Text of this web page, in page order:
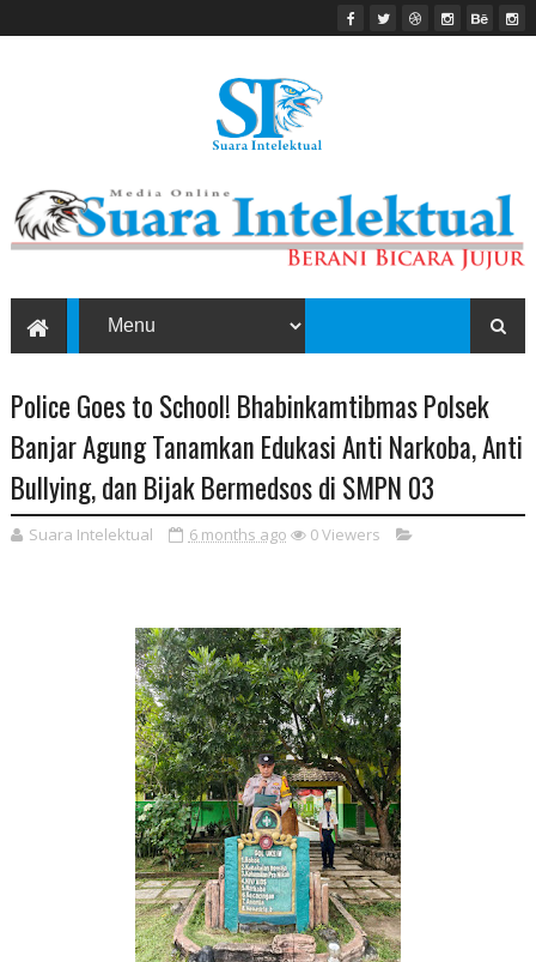
Police Goes to School! Bhabinkamtibmas Polsek
Banjar Agung Tanamkan Edukasi Anti Narkoba, Anti
Bullying, dan Bijak Bermedsos di SMPN 03
Suara Intelektual 6 months ago 0Viewers